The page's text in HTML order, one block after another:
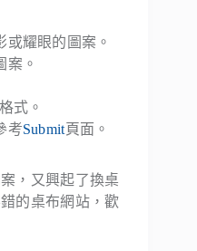
耀眼的圖案。
案。
式。
考Submit頁面。
，又興起了換桌
的桌布網站，歡